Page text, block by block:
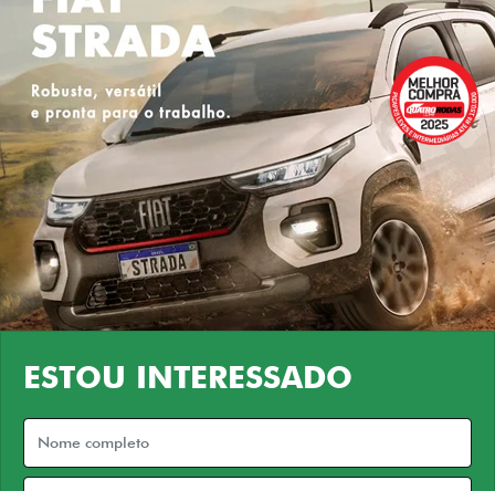
ESTOU INTERESSADO